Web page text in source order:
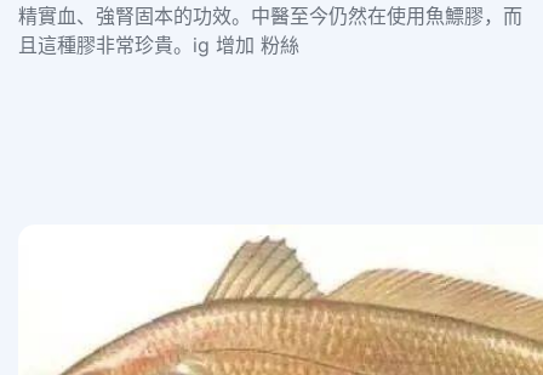
精實血、強腎固本的功效。中醫至今仍然在使用魚鰾膠，而
且這種膠非常珍貴。ig 增加 粉絲